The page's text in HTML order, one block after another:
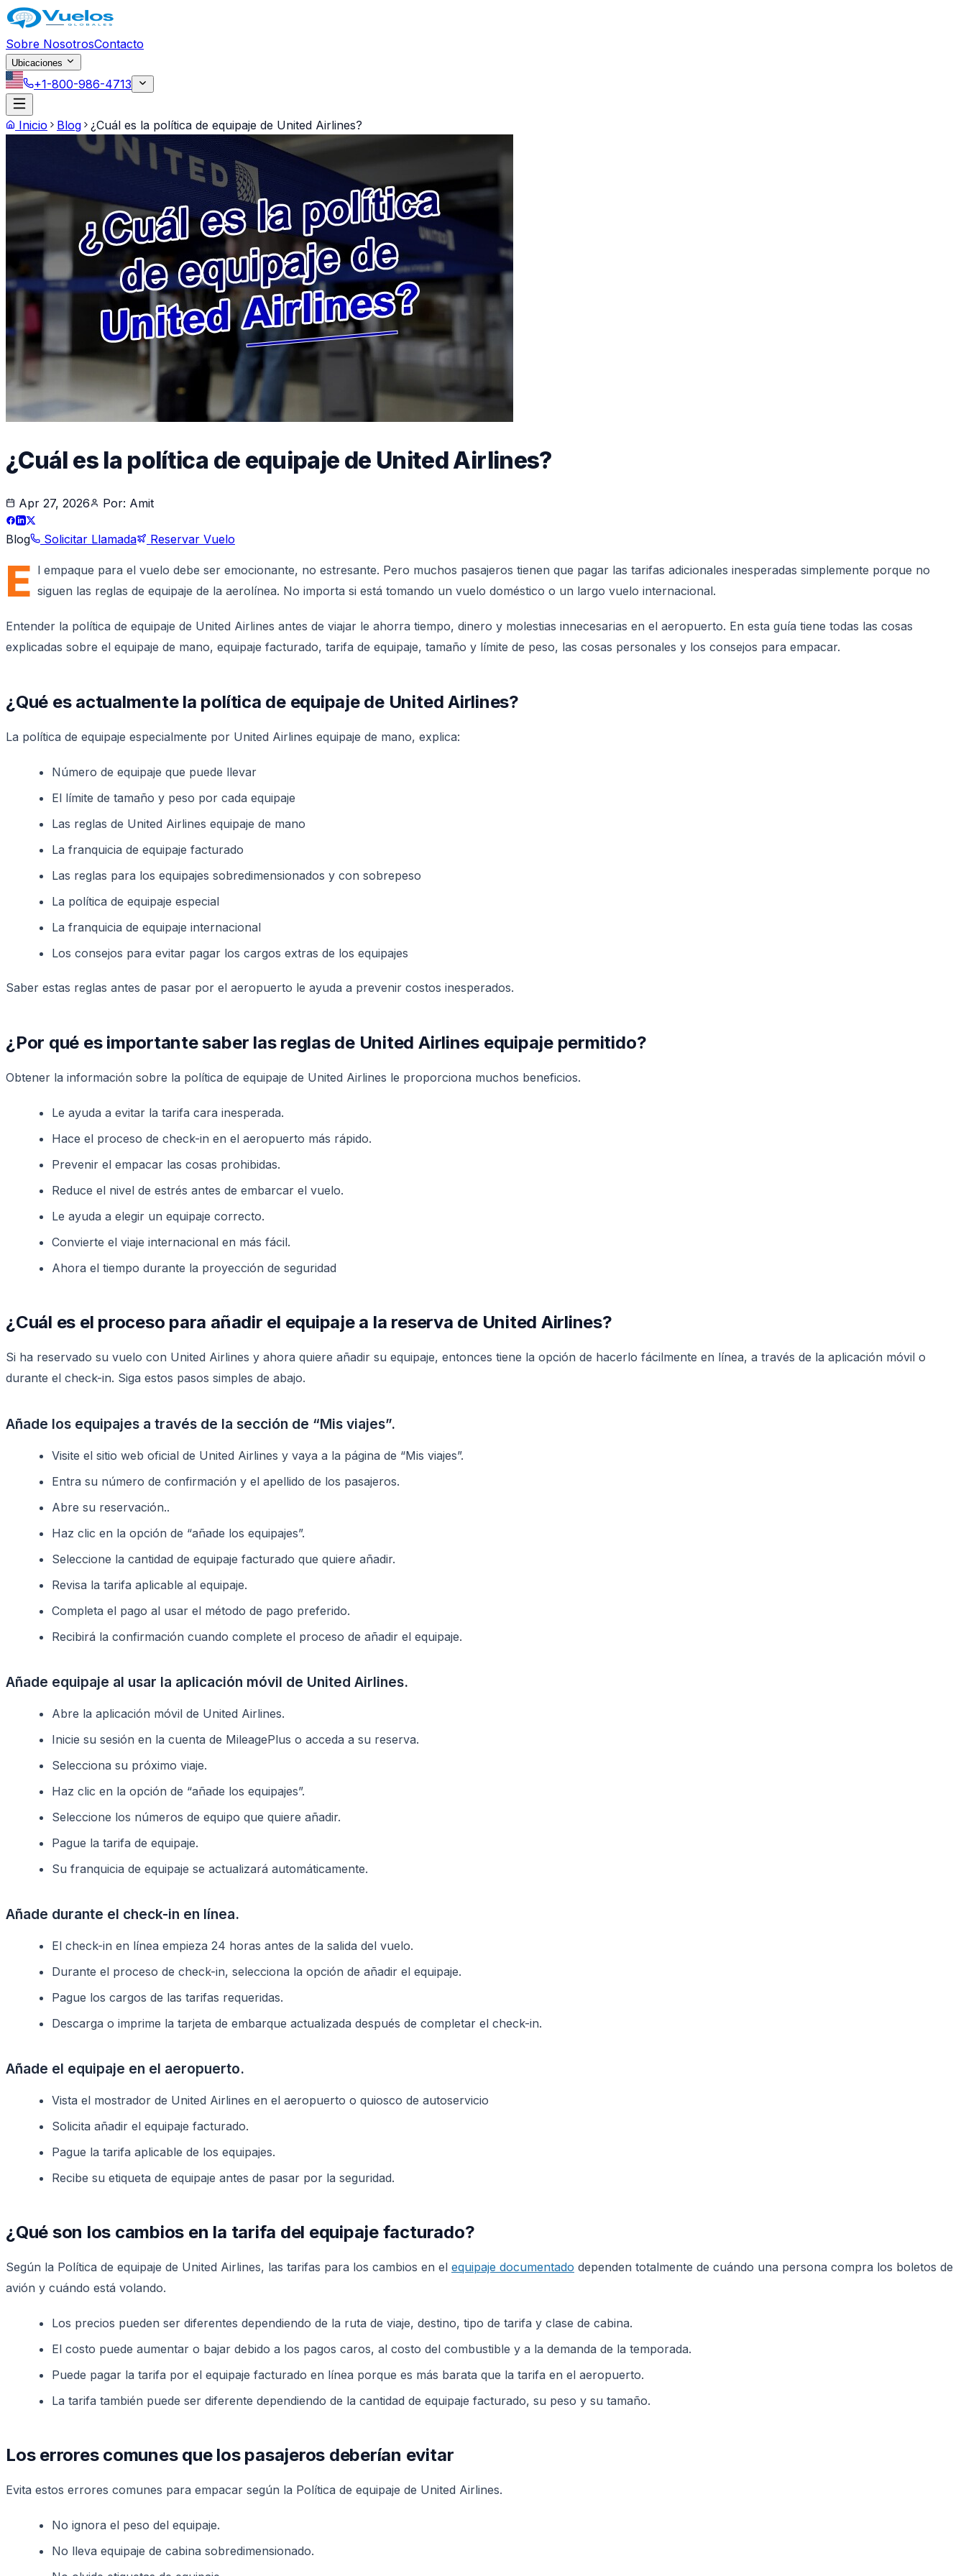
Saltar al contenido principal
Sobre NosotrosContacto
Ubicaciones
+1-800-986-4713
Inicio Blog ¿Cuál es la política de equipaje de United Airlines?
¿Cuál es la política de equipaje de United Airlines?
Apr 27, 2026 Por: Amit
Blog Solicitar Llamada Reservar Vuelo
E l empaque para el vuelo debe ser emocionante, no estresante. Pero muchos pasajeros tienen que pagar las tarifas adicionales inesperadas simplemente porque no
siguen las reglas de equipaje de la aerolínea. No importa si está tomando un vuelo doméstico o un largo vuelo internacional.
Entender la política de equipaje de United Airlines antes de viajar le ahorra tiempo, dinero y molestias innecesarias en el aeropuerto. En esta guía tiene todas las cosas
explicadas sobre el equipaje de mano, equipaje facturado, tarifa de equipaje, tamaño y límite de peso, las cosas personales y los consejos para empacar.
¿Qué es actualmente la política de equipaje de United Airlines?
La política de equipaje especialmente por United Airlines equipaje de mano, explica:
Número de equipaje que puede llevar
El límite de tamaño y peso por cada equipaje
Las reglas de United Airlines equipaje de mano
La franquicia de equipaje facturado
Las reglas para los equipajes sobredimensionados y con sobrepeso
La política de equipaje especial
La franquicia de equipaje internacional
Los consejos para evitar pagar los cargos extras de los equipajes
Saber estas reglas antes de pasar por el aeropuerto le ayuda a prevenir costos inesperados.
¿Por qué es importante saber las reglas de United Airlines equipaje permitido?
Obtener la información sobre la política de equipaje de United Airlines le proporciona muchos beneficios.
Le ayuda a evitar la tarifa cara inesperada.
Hace el proceso de check-in en el aeropuerto más rápido.
Prevenir el empacar las cosas prohibidas.
Reduce el nivel de estrés antes de embarcar el vuelo.
Le ayuda a elegir un equipaje correcto.
Convierte el viaje internacional en más fácil.
Ahora el tiempo durante la proyección de seguridad
¿Cuál es el proceso para añadir el equipaje a la reserva de United Airlines?
Si ha reservado su vuelo con United Airlines y ahora quiere añadir su equipaje, entonces tiene la opción de hacerlo fácilmente en línea, a través de la aplicación móvil o
durante el check-in. Siga estos pasos simples de abajo.
Añade los equipajes a través de la sección de “Mis viajes”.
Visite el sitio web oficial de United Airlines y vaya a la página de “Mis viajes”.
Entra su número de confirmación y el apellido de los pasajeros.
Abre su reservación..
Haz clic en la opción de “añade los equipajes”.
Seleccione la cantidad de equipaje facturado que quiere añadir.
Revisa la tarifa aplicable al equipaje.
Completa el pago al usar el método de pago preferido.
Recibirá la confirmación cuando complete el proceso de añadir el equipaje.
Añade equipaje al usar la aplicación móvil de United Airlines.
Abre la aplicación móvil de United Airlines.
Inicie su sesión en la cuenta de MileagePlus o acceda a su reserva.
Selecciona su próximo viaje.
Haz clic en la opción de “añade los equipajes”.
Seleccione los números de equipo que quiere añadir.
Pague la tarifa de equipaje.
Su franquicia de equipaje se actualizará automáticamente.
Añade durante el check-in en línea.
El check-in en línea empieza 24 horas antes de la salida del vuelo.
Durante el proceso de check-in, selecciona la opción de añadir el equipaje.
Pague los cargos de las tarifas requeridas.
Descarga o imprime la tarjeta de embarque actualizada después de completar el check-in.
Añade el equipaje en el aeropuerto.
Vista el mostrador de United Airlines en el aeropuerto o quiosco de autoservicio
Solicita añadir el equipaje facturado.
Pague la tarifa aplicable de los equipajes.
Recibe su etiqueta de equipaje antes de pasar por la seguridad.
¿Qué son los cambios en la tarifa del equipaje facturado?
Según la Política de equipaje de United Airlines, las tarifas para los cambios en el equipaje documentado dependen totalmente de cuándo una persona compra los boletos de
avión y cuándo está volando.
Los precios pueden ser diferentes dependiendo de la ruta de viaje, destino, tipo de tarifa y clase de cabina.
El costo puede aumentar o bajar debido a los pagos caros, al costo del combustible y a la demanda de la temporada.
Puede pagar la tarifa por el equipaje facturado en línea porque es más barata que la tarifa en el aeropuerto.
La tarifa también puede ser diferente dependiendo de la cantidad de equipaje facturado, su peso y su tamaño.
Los errores comunes que los pasajeros deberían evitar
Evita estos errores comunes para empacar según la Política de equipaje de United Airlines.
No ignora el peso del equipaje.
No lleva equipaje de cabina sobredimensionado.